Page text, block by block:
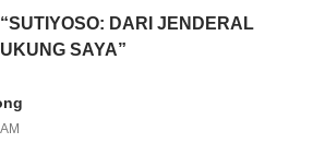
DARI JENDERAL
SAYA”